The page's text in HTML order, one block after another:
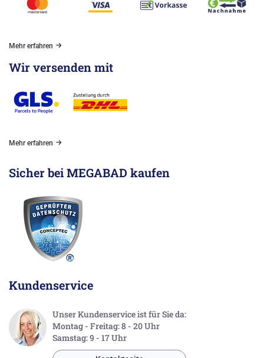
Mehr erfahren
Wir versenden mit
Mehr erfahren
Sicher bei MEGABAD kaufen
Kundenservice
Unser Kundenservice ist für Sie da:
Montag - Freitag: 8 - 20 Uhr
Samstag: 9 - 17 Uhr